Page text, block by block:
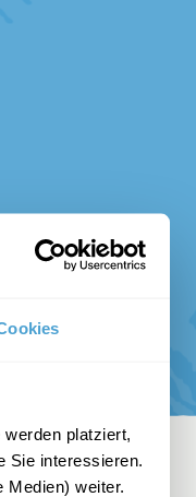
platziert,
Sie interessieren.
Medien) weiter.